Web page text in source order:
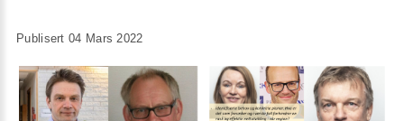
Publisert 04 Mars 2022